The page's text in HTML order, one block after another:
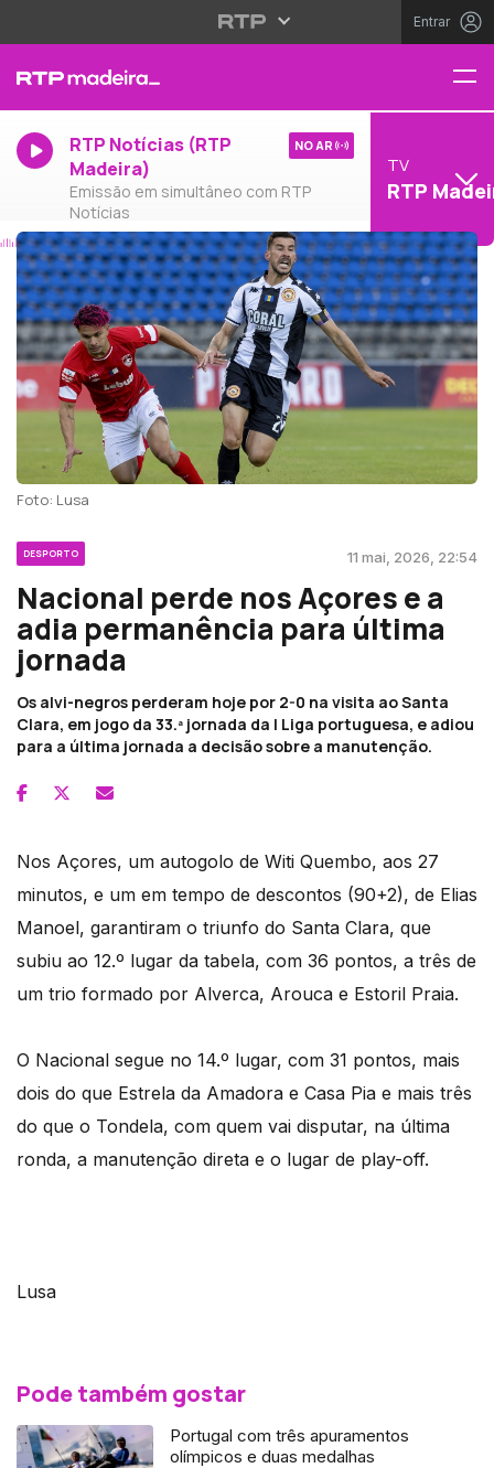
Entrar
RTP Notícias (RTP
Madeira)
Emissão em simultâneo com RTP
Notícias
NO AR
TV
RTP
Foto: Lusa
DESPORTO 11 mai, 2026, 22:54
Nacional perde nos Açores e a
adia permanência para última
jornada
Os alvi-negros perderam hoje por 2-0 na visita ao Santa
Clara, em jogo da 33.ª jornada da I Liga portuguesa, e adiou
para a última jornada a decisão sobre a manutenção.
Nos Açores, um autogolo de Witi Quembo, aos 27
minutos, e um em tempo de descontos (90+2), de Elias
Manoel, garantiram o triunfo do Santa Clara, que
subiu ao 12.º lugar da tabela, com 36 pontos, a três de
um trio formado por Alverca, Arouca e Estoril Praia.
O Nacional segue no 14.º lugar, com 31 pontos, mais
dois do que Estrela da Amadora e Casa Pia e mais três
do que o Tondela, com quem vai disputar, na última
ronda, a manutenção direta e o lugar de play-off.
Lusa
Pode também gostar
Portugal com três apuramentos
olímpicos e duas medalhas